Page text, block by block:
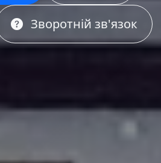
Зворотній зв'язок